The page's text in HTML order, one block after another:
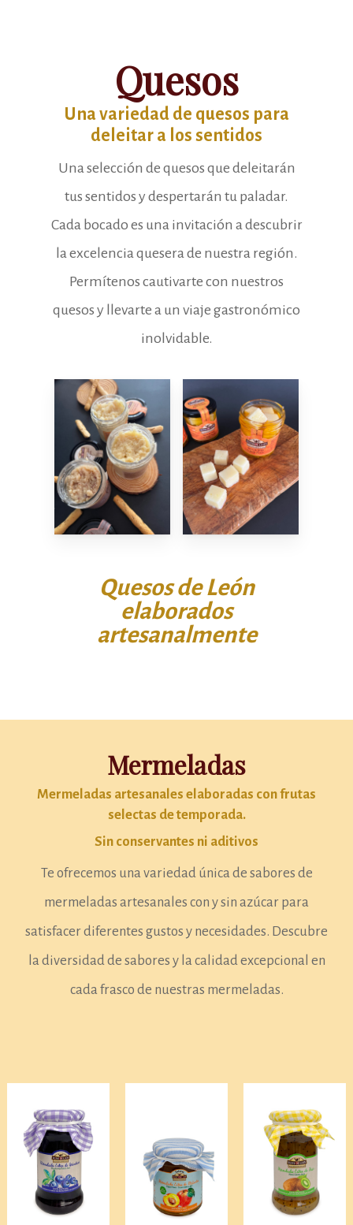
Quesos
Una variedad de quesos para
deleitar a los sentidos
Una selección de quesos que deleitarán
tus sentidos y despertarán tu paladar.
Cada bocado es una invitación a descubrir
la excelencia quesera de nuestra región.
Permítenos cautivarte con nuestros
quesos y llevarte a un viaje gastronómico
inolvidable.
Quesos de León
elaborados
artesanalmente
Mermeladas
Mermeladas artesanales elaboradas con frutas
selectas de temporada.
Sin conservantes ni aditivos
Te ofrecemos una variedad única de sabores de
mermeladas artesanales con y sin azúcar para
satisfacer diferentes gustos y necesidades. Descubre
la diversidad de sabores y la calidad excepcional en
cada frasco de nuestras mermeladas.